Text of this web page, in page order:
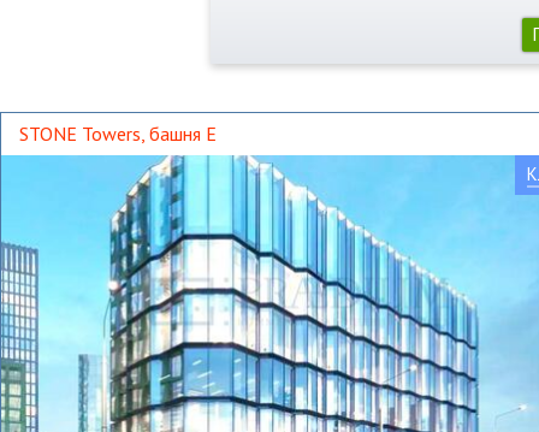
STONE Towers, башня Е